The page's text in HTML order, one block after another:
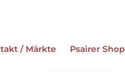
/ Märkte Psairer Shop